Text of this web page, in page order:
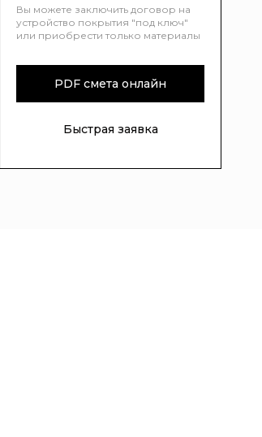
Вы можете заключить договор на
устройство покрытия "под ключ"
или приобрести только материалы
PDF смета онлайн
Быстрая заявка